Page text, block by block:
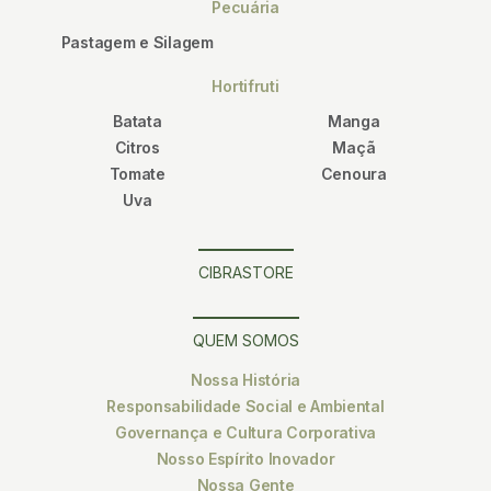
Pecuária
Pastagem e Silagem
Hortifruti
Batata
Citros
Tomate
Uva
Manga
Maçã
Cenoura
CIBRASTORE
QUEM SOMOS
Nossa História
Responsabilidade Social e Ambiental
Governança e Cultura Corporativa
Nosso Espírito Inovador
Nossa Gente